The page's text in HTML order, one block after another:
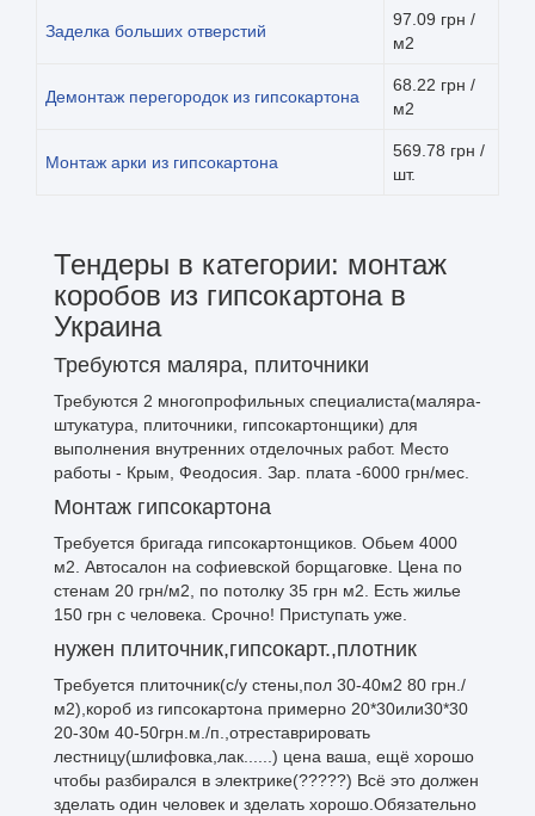
Заделка больших отверстий
97.09 грн /
м2
Демонтаж перегородок из гипсокартона
68.22 грн /
м2
Монтаж арки из гипсокартона
569.78 грн /
шт.
Тендеры в категории: монтаж
коробов из гипсокартона в
Украина
Требуются маляра, плиточники
Требуются 2 многопрофильных специалиста(маляра-
штукатура, плиточники, гипсокартонщики) для
выполнения внутренних отделочных работ. Место
работы - Крым, Феодосия. Зар. плата -6000 грн/мес.
Монтаж гипсокартона
Требуется бригада гипсокартонщиков. Обьем 4000
м2. Автосалон на софиевской борщаговке. Цена по
стенам 20 грн/м2, по потолку 35 грн м2. Есть жилье
150 грн с человека. Срочно! Приступать уже.
нужен плиточник,гипсокарт.,плотник
Требуется плиточник(с/у стены,пол 30-40м2 80 грн./
м2),короб из гипсокартона примерно 20*30или30*30
20-30м 40-50грн.м./п.,отреставрировать
лестницу(шлифовка,лак......) цена ваша, ещё хорошо
чтобы разбирался в электрике(?????) Всё это должен
зделать один человек и зделать хорошо.Обязательно